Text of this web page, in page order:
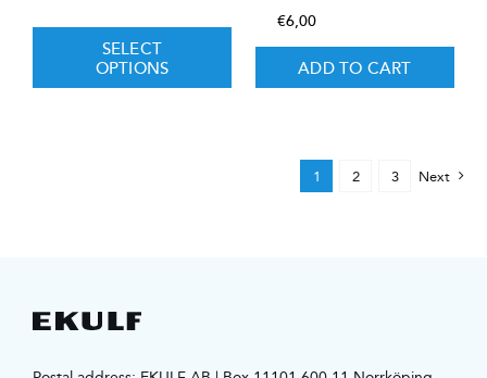
SELECT
OPTIONS
€6,00
ADD TO CART
1 2 3 Next